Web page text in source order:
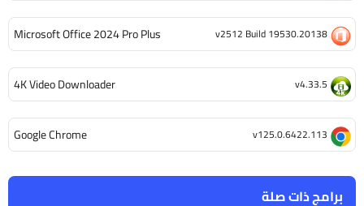
برامج ذات صلة
Microsoft Office 2024 Pro Plus v2512 Build 19530.20138
4K Video Downloader v4.33.5
Google Chrome v125.0.6422.113